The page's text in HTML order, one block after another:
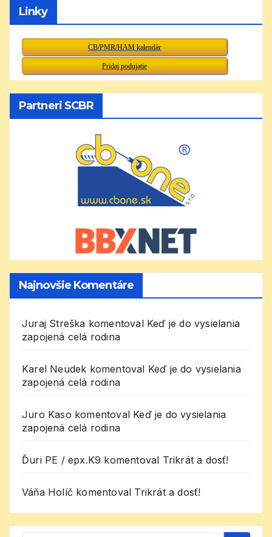
Linky
CB/PMR/HAM kalendár
Pridaj podujatie
Partneri SCBR
Najnovšie Komentáre
Juraj Streška komentoval Keď je do vysielania
zapojená celá rodina
Karel Neudek komentoval Keď je do vysielania
zapojená celá rodina
Juro Kaso komentoval Keď je do vysielania
zapojená celá rodina
Ďuri PE / epx.K9 komentoval Trikrát a dosť!
Váňa Holíč komentoval Trikrát a dosť!